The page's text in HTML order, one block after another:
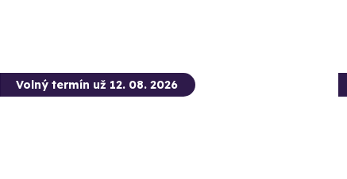
Volný termín už 12. 08. 2026